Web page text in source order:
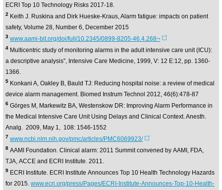
ECRI Top 10 Technology Risks 2017-18.
2 Keith J. Ruskina and Dirk Hueske-Kraus, Alarm fatigue: impacts on patient
safety, Volume 28, Number 6, December 2015
3www.aami-bit.org/doi/full/10.2345/0899-8205-46.4.268¬
4 Multicentric study of monitoring alarms in the adult intensive care unit (ICU):
a descriptive analysis”, Intensive Care Medicine, 1999, V: 12 E:12, pp. 1360-
1366.
5 Konkani A, Oakley B, Bauld TJ: Reducing hospital noise: a review of medical
device alarm management. Biomed Instrum Technol 2012, 46(6):478-87
6 Görges M, Markewitz BA, Westenskow DR: Improving Alarm Performance in
the Medical Intensive Care Unit Using Delays and Clinical Context. Anesth.
Analg. 2009, May 1, 108: 1546-1552
7www.ncbi.nlm.nih.gov/pmc/articles/PMC6069923/
8 AAMI Foundation. Clinical alarm: 2011 Summit convened by AAMI, FDA,
TJA, ACCE and ECRI Institute. 2011.
9 ECRI Institute. ECRI Institute Announces Top 10 Health Technology Hazards
for 2015.www.ecri.org/press/Pages/ECRI-Institute-Announces-Top-10-Health-